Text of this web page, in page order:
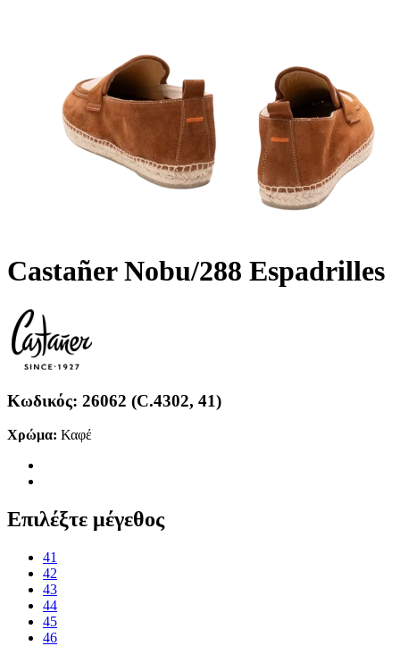
Castañer Nobu/288 Espadrilles
Κωδικός: 26062 (C.4302, 41)
Χρώμα: Καφέ
Επιλέξτε μέγεθος
41
42
43
44
45
46